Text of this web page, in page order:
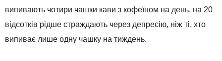
випивають чотири чашки кави з кофеїном на день, на 20
відсотків рідше страждають через депресію, ніж ті, хто
випиває лише одну чашку на тиждень.